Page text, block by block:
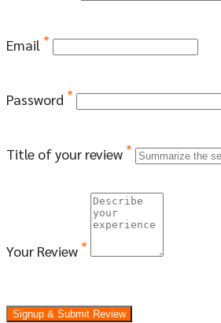
Email *
Password *
Title of your review *
Your Review *
Signup & Submit Review